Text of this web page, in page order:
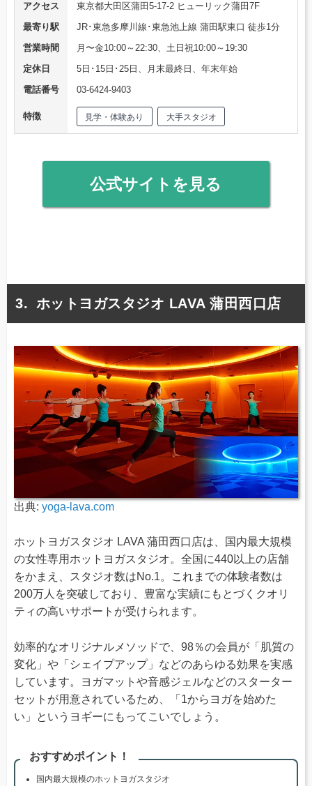
アクセス
東京都大田区蒲田5-17-2 ヒューリック蒲田7F
最寄り駅
JR･東急多摩川線･東急池上線 蒲田駅東口 徒歩1分
営業時間
月〜金10:00～22:30、土日祝10:00～19:30
定休日
5日･15日･25日、月末最終日、年末年始
電話番号
03-6424-9403
特徴 見学・体験あり 大手スタジオ
公式サイトを見る
ホットヨガスタジオ LAVA 蒲田西口店
出典: yoga-lava.com
ホットヨガスタジオ LAVA 蒲田西口店は、国内最大規模
の女性専用ホットヨガスタジオ。全国に440以上の店舗
をかまえ、スタジオ数はNo.1。これまでの体験者数は
200万人を突破しており、豊富な実績にもとづくクオリ
ティの高いサポートが受けられます。
効率的なオリジナルメソッドで、98％の会員が「肌質の
変化」や「シェイプアップ」などのあらゆる効果を実感
しています。ヨガマットや音感ジェルなどのスターター
セットが用意されているため、「1からヨガを始めた
い」というヨギーにもってこいでしょう。
おすすめポイント！
国内最大規模のホットヨガスタジオ